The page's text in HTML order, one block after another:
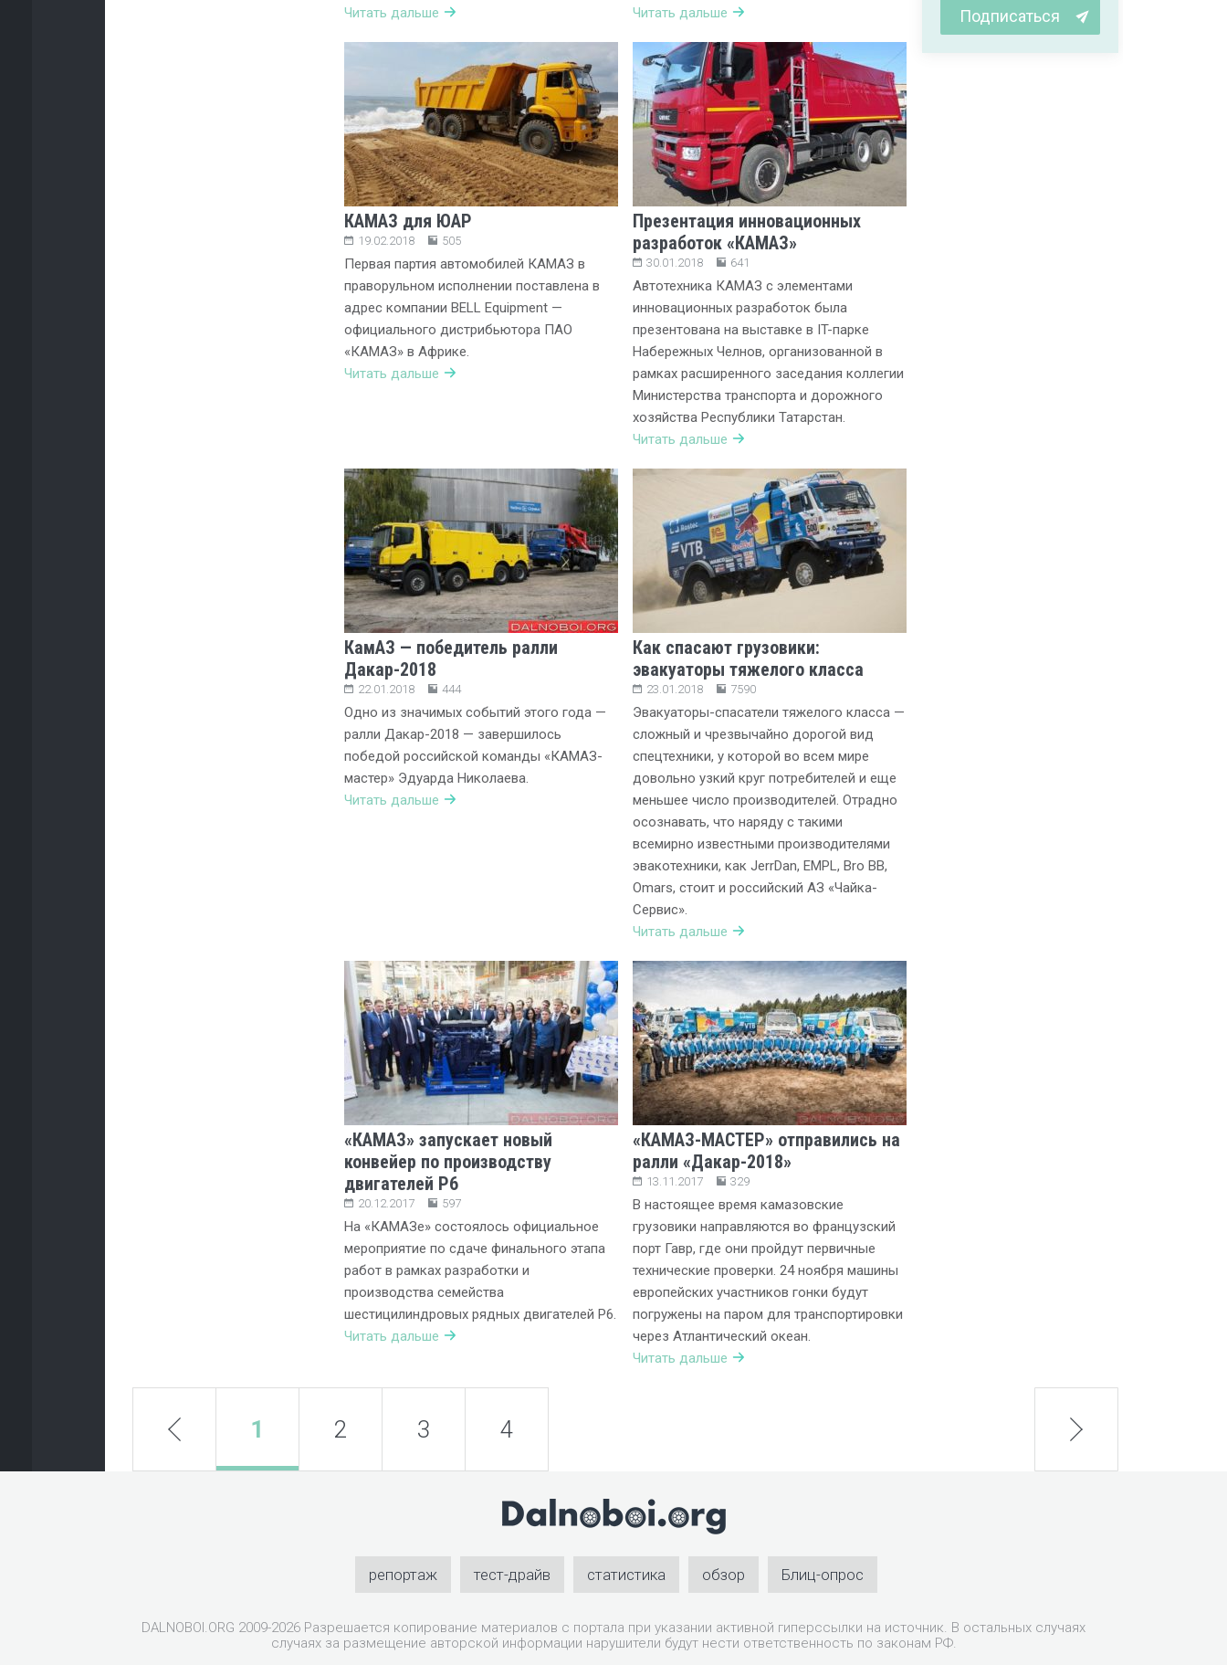
Читать дальше
Читать дальше
КАМАЗ для ЮАР
19.02.2018 505
Первая партия автомобилей КАМАЗ в
праворульном исполнении поставлена в
адрес компании BELL Equipment —
официального дистрибьютора ПАО
«КАМАЗ» в Африке.
Читать дальше
Презентация инновационных
разработок «КАМАЗ»
30.01.2018 641
Автотехника КАМАЗ с элементами
инновационных разработок была
презентована на выставке в IT-парке
Набережных Челнов, организованной в
рамках расширенного заседания коллегии
Министерства транспорта и дорожного
хозяйства Республики Татарстан.
Читать дальше
КамАЗ — победитель ралли
Дакар-2018
22.01.2018 444
Одно из значимых событий этого года —
ралли Дакар-2018 — завершилось
победой российской команды «КАМАЗ-
мастер» Эдуарда Николаева.
Читать дальше
Как спасают грузовики:
эвакуаторы тяжелого класса
23.01.2018 7590
Эвакуаторы-спасатели тяжелого класса —
сложный и чрезвычайно дорогой вид
спецтехники, у которой во всем мире
довольно узкий круг потребителей и еще
меньшее число производителей. Отрадно
осознавать, что наряду с такими
всемирно известными производителями
эвакотехники, как JerrDan, EMPL, Bro BB,
Omars, стоит и российский АЗ «Чайка-
Сервис».
Читать дальше
«КАМАЗ» запускает новый
конвейер по производству
двигателей Р6
20.12.2017 597
На «КАМАЗе» состоялось официальное
мероприятие по сдаче финального этапа
работ в рамках разработки и
производства семейства
шестицилиндровых рядных двигателей Р6.
Читать дальше
«КАМАЗ-МАСТЕР» отправились на
ралли «Дакар-2018»
13.11.2017 329
В настоящее время камазовские
грузовики направляются во французский
порт Гавр, где они пройдут первичные
технические проверки. 24 ноября машины
европейских участников гонки будут
погружены на паром для транспортировки
через Атлантический океан.
Читать дальше
Подписаться
prev 1 2 3 4 next
репортаж тест-драйв статистика обзор Блиц-опрос
DALNOBOI.ORG 2009-2026 Разрешается копирование материалов с портала при указании активной гиперссылки на источник. В остальных случаях
случаях за размещение авторской информации нарушители будут нести ответственность по законам РФ.